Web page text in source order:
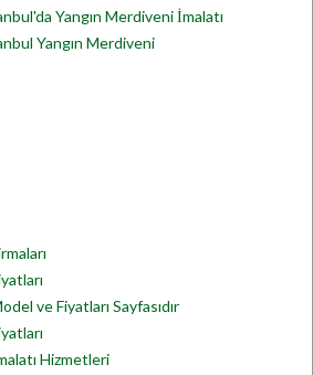
Yangın Merdiveni İmalatı
Yangın Merdiveni
ve Fiyatları Sayfasıdır
Hizmetleri